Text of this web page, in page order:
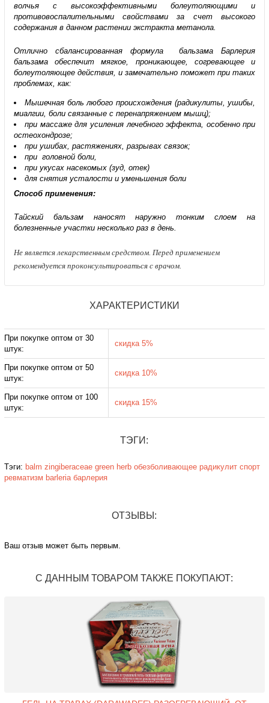
волчья с высокоэффективными болеутоляющими и
противовоспалительными свойствами за счет высокого
содержания в данном растении экстракта метанола.
Отлично сбалансированная формула бальзама Барлерия
бальзама обеспечит мягкое, проникающее, согревающее и
болеутоляющее действия, и замечательно поможет при таких
проблемах, как:
Мышечная боль любого происхождения (радикулиты, ушибы,
миалгии, боли связанные с перенапряжением мышц);
при массаже для усиления лечебного эффекта, особенно при
остеохондрозе;
при ушибах, растяжениях, разрывах связок;
при головной боли,
при укусах насекомых (зуд, отек)
для снятия усталости и уменьшения боли
Способ применения:
Тайский бальзам наносят наружно тонким слоем на
болезненные участки несколько раз в день.
Не является лекарственным средством. Перед применением
рекомендуется проконсультироваться с врачом.
ХАРАКТЕРИСТИКИ
При покупке оптом от 30
штук:
скидка 5%
При покупке оптом от 50
штук:
скидка 10%
При покупке оптом от 100
штук:
скидка 15%
ТЭГИ:
Тэги: balm zingiberaceae green herb обезболивающее радикулит спорт
ревматизм barleria барлерия
ОТЗЫВЫ:
Ваш отзыв может быть первым.
С ДАННЫМ ТОВАРОМ ТАКЖЕ ПОКУПАЮТ: